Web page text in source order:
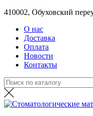
410002, Обуховский
О нас
Доставка
Оплата
Новости
Контакты